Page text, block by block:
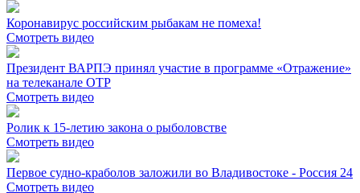
Коронавирус российским рыбакам не помеха!
Смотреть видео
Президент ВАРПЭ принял участие в программе «Отражение»
на телеканале ОТР
Смотреть видео
Ролик к 15-летию закона о рыболовстве
Смотреть видео
Первое судно-краболов заложили во Владивостоке - Россия 24
Смотреть видео